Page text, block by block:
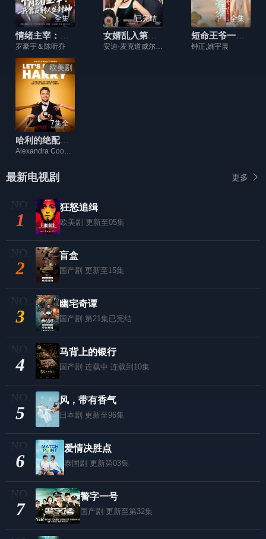
全集
情绪主宰：我靠反转人生封神
罗豪宇＆陈昕乔
已完结
女婿乱入第五季
安迪·麦克道威尔,海伦·巴克森代尔,肯尼斯·克拉德,埃丝特·史密斯
全集
短命王爷一身反骨，求娶将门主母
钟正,姚宇晨
欧美剧
7集全
哈利的绝配情人
Alexandra Cooper,哈利·乔西
最新电视剧 更多
1
狂怒追缉
欧美剧 更新至05集
2
盲盒
国产剧 更新至15集
3
幽宅奇谭
国产剧 第21集已完结
4
马背上的银行
国产剧 连载中 连载到10集
5
风，带有香气
日本剧 更新至96集
6
爱情决胜点
泰国剧 更新第03集
7
警字一号
国产剧 更新至第32集